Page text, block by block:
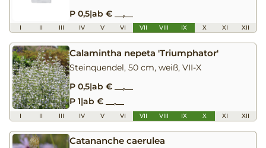
P 0,5|ab € __,__
I II III IV V VI VII VIII IX X XI XII
Calamintha nepeta 'Triumphator'
Steinquendel, 50 cm, weiß, VII-X
P 0,5|ab € __,__
P 1|ab € __,__
I II III IV V VI VII VIII IX X XI XII
Catananche caerulea